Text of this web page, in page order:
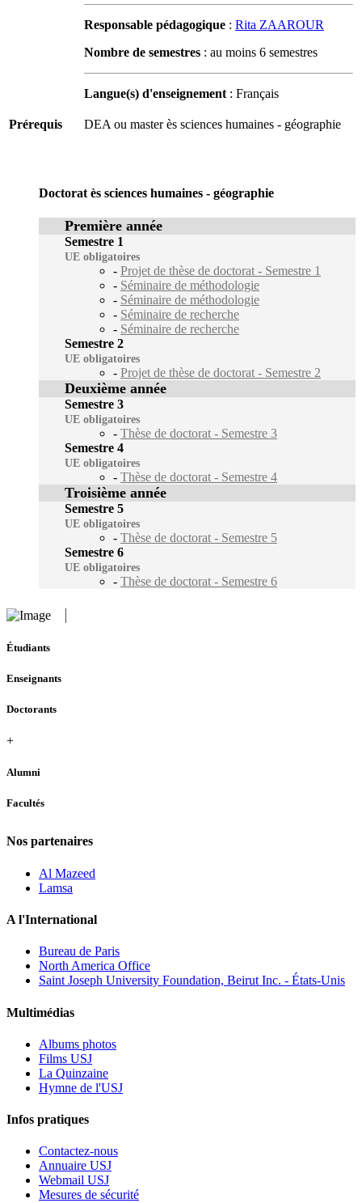
Responsable pédagogique : Rita ZAAROUR
Nombre de semestres : au moins 6 semestres
Langue(s) d'enseignement: Français
Prérequis DEA ou master ès sciences humaines - géographie
Doctorat ès sciences humaines - géographie
Première année
Semestre 1
UE obligatoires
- Projet de thèse de doctorat - Semestre 1
- Séminaire de méthodologie
- Séminaire de méthodologie
- Séminaire de recherche
- Séminaire de recherche
Semestre 2
UE obligatoires
- Projet de thèse de doctorat - Semestre 2
Deuxième année
Semestre 3
UE obligatoires
- Thèse de doctorat - Semestre 3
Semestre 4
UE obligatoires
- Thèse de doctorat - Semestre 4
Troisième année
Semestre 5
UE obligatoires
- Thèse de doctorat - Semestre 5
Semestre 6
UE obligatoires
- Thèse de doctorat - Semestre 6
Étudiants
Enseignants
Doctorants
+
Alumni
Facultés
Nos partenaires
Al Mazeed
Lamsa
A l'International
Bureau de Paris
North America Office
Saint Joseph University Foundation, Beirut Inc. - États-Unis
Multimédias
Albums photos
Films USJ
La Quinzaine
Hymne de l'USJ
Infos pratiques
Contactez-nous
Annuaire USJ
Webmail USJ
Mesures de sécurité